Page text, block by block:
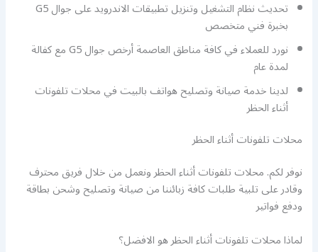
تحديث نظام التشغيل وتنزيل تطبيقات الاندرويد على جوال G5
بخبرة فني متخصص
نورد للعملاء في كافة مناطق العاصمة أرخص جوال G5 مع كفالة
لمدة عام
لدينا خدمة صيانة وتصليح هواتف بالبيت في محلات تلفونات
أثناء الحظر
محلات تلفونات أثناء الحظر
نوفر لكم. محلات تلفونات أثناء الحظر ونعمل من خلال فريق محترف
وقادر على تلبية طلبات كافة زبائننا من صيانة وتصليح وشحن بطاقة
ودفع فواتير
لماذا محلات تلفونات أثناء الحظر هو الافضل؟